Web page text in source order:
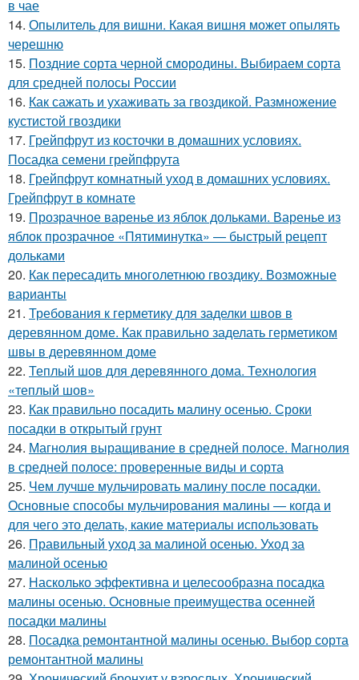
в чае
14. Опылитель для вишни. Какая вишня может опылять
черешню
15. Поздние сорта черной смородины. Выбираем сорта
для средней полосы России
16. Как сажать и ухаживать за гвоздикой. Размножение
кустистой гвоздики
17. Грейпфрут из косточки в домашних условиях.
Посадка семени грейпфрута
18. Грейпфрут комнатный уход в домашних условиях.
Грейпфрут в комнате
19. Прозрачное варенье из яблок дольками. Варенье из
яблок прозрачное «Пятиминутка» — быстрый рецепт
дольками
20. Как пересадить многолетнюю гвоздику. Возможные
варианты
21. Требования к герметику для заделки швов в
деревянном доме. Как правильно заделать герметиком
швы в деревянном доме
22. Теплый шов для деревянного дома. Технология
«теплый шов»
23. Как правильно посадить малину осенью. Сроки
посадки в открытый грунт
24. Магнолия выращивание в средней полосе. Магнолия
в средней полосе: проверенные виды и сорта
25. Чем лучше мульчировать малину после посадки.
Основные способы мульчирования малины — когда и
для чего это делать, какие материалы использовать
26. Правильный уход за малиной осенью. Уход за
малиной осенью
27. Насколько эффективна и целесообразна посадка
малины осенью. Основные преимущества осенней
посадки малины
28. Посадка ремонтантной малины осенью. Выбор сорта
ремонтантной малины